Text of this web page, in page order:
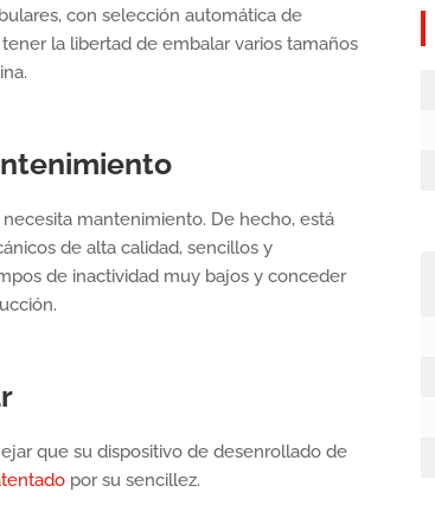
con selección automática de
la libertad de embalar varios tamaños
mantenimiento. De hecho, está
de alta calidad, sencillos y
de inactividad muy bajos y conceder
que su dispositivo de desenrollado de
por su sencillez.